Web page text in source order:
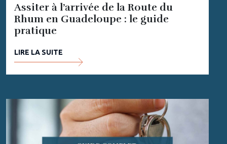
Assiter à l’arrivée de la Route du
Rhum en Guadeloupe : le guide
pratique
LIRE LA SUITE